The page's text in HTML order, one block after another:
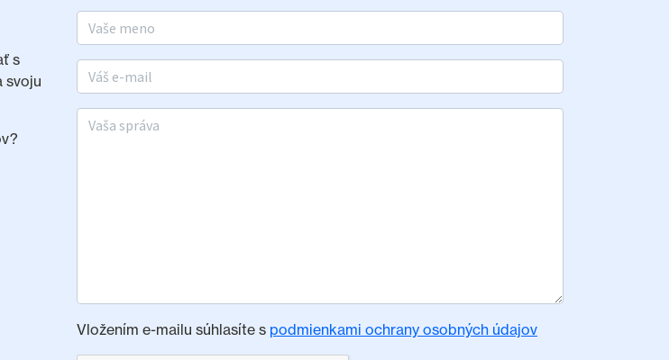
s
svoju
Meno a priezvisko
E-mail
Vaša správa
Vložením e-mailu súhlasíte s podmienkami ochrany osobných údajov